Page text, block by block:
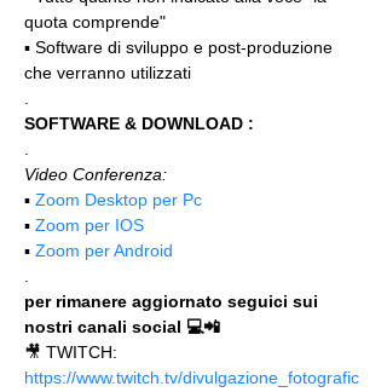
quota comprende"
▪️ Software di sviluppo e post-produzione
che verranno utilizzati
SOFTWARE & DOWNLOAD :
Video Conferenza:
▪️ Zoom Desktop per Pc
▪️ Zoom per IOS
▪️ Zoom per Android
per rimanere aggiornato seguici sui
nostri canali social 💻📲
🎥 TWITCH:
https://www.twitch.tv/divulgazione_fotografic